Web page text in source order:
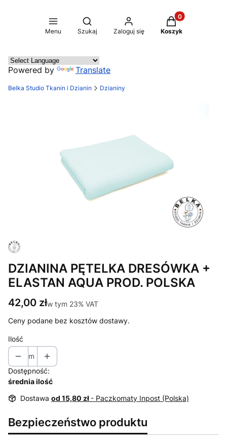
Menu
Otwórz wyszukiwarkę
Szukaj Zaloguj się
Produkty w
Koszyk
Powered by Translate
Belka Studio Tkanin i Dzianin Dzianiny
DZIANINA PĘTELKA DRESÓWKA +
ELASTAN AQUA PROD. POLSKA
Cena
42,00 złw tym 23% VAT
w tym 23% VAT
Ceny podane bez kosztów dostawy.
Ilość
m
Dostępność:
średnia ilość
Dostawa od 15,80 zł - Paczkomaty Inpost (Polska)
Bezpieczeństwo produktu